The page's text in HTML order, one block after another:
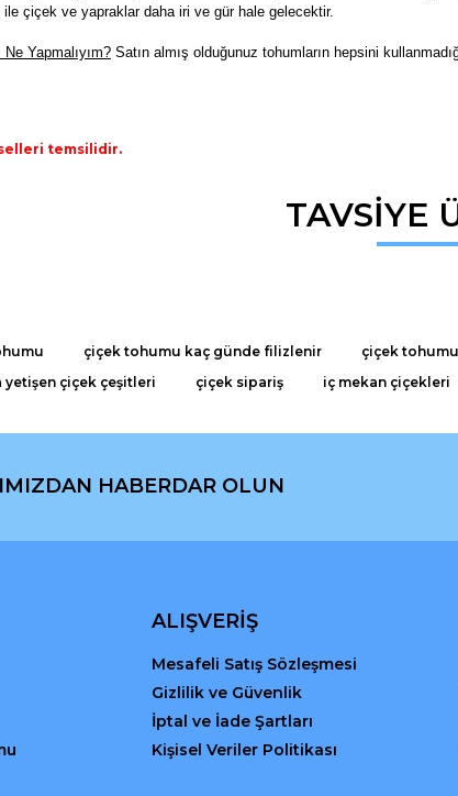
çiçek ve yapraklar daha iri ve gür hale gelecektir.
Ne Yapmalıyım? Satın almış olduğunuz tohumların hepsini
temsilidir.
Bu ürüne ilk
resim, ürün açıklamalarında ve diğer konularda yetersiz
TAVSİYE
çiçek tohumu kaç günde filizlenir çiçek
yetişen çiçek çeşitleri
çiçek sipariş iç mekan çiçekleri
HABERDAR OLUN
ALIŞVERİŞ
Mesafeli Satış Sözleşmesi
Gizlilik ve Güvenlik
İptal ve İade Şartları
Kişisel Veriler Politikası